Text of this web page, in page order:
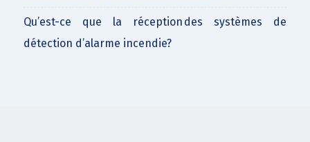
Qu’est-ce que la réception des systèmes de
détection d’alarme incendie?